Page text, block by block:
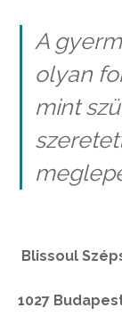
A
olyan
mint
Blissoul
1027